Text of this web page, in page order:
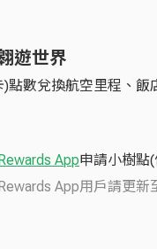
遊世界
點數兌換航空里程、
App申請小樹點
App用戶請更新